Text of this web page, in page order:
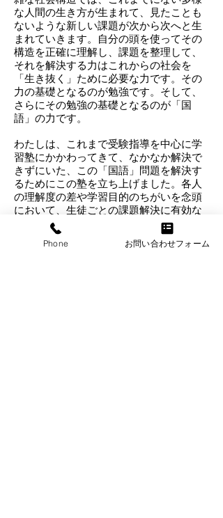
な人間の生き方が生まれて、見たことも
ないような新しい課題が次から次へと生
まれていきます。自分の頭を使ってその
構造を正確に理解し、課題を整理して、
それを解決する力はこれからの社会を
「生き抜く」ために必要な力です。その
力の基礎となるのが勉強です。そして、
さらにその勉強の基礎となるのが「国
語」の力です。
わたしは、これまで受験指導を中心に学
習塾にかかわってきて、なかなか解決で
きずにいた、この「国語」問題を解決す
るためにこの塾を立ち上げました。各人
の理解度の差や学習目的のちがいを念頭
において、生徒ごとの課題解決に有効な
個別指導を基本にした塾にしました。苦
手意識を克服したいけれども、どこから
手をつけたらいいかわからないひとは気
Phone お問い合わせフォーム